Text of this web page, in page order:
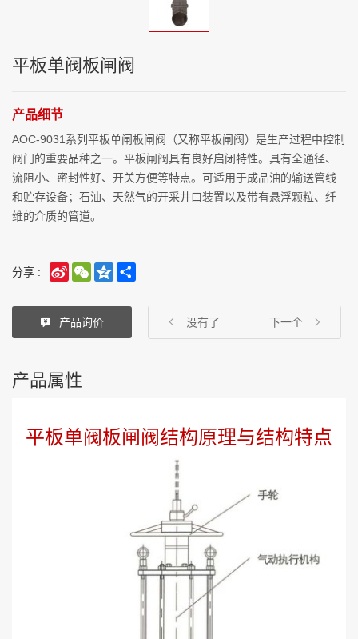
平板单阀板闸阀
产品细节
AOC-9031系列平板单闸板闸阀（又称平板闸阀）是生产过程中控制
阀门的重要品种之一。平板闸阀具有良好启闭特性。具有全通径、
流阻小、密封性好、开关方便等特点。可适用于成品油的输送管线
和贮存设备；石油、天然气的开采井口装置以及带有悬浮颗粒、纤
维的介质的管道。
分享 :
Sina
Weibo
WeChat
Qzone
产品询价 没有了 下一个
产品属性
平板单阀板闸阀结构原理与结构特点